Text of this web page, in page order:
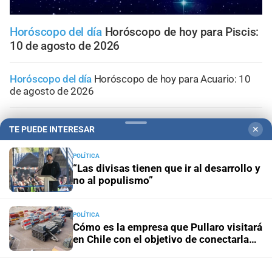
Horóscopo del día Horóscopo de hoy para Piscis:
10 de agosto de 2026
Horóscopo del día Horóscopo de hoy para Acuario: 10
de agosto de 2026
Horóscopo de hoy para Capricornio:
10 de agosto de 2026
Horóscopo del día Horóscopo de hoy para Sagitario: 10
de agosto de 2026
Horóscopo del díaHoróscopo de hoy para Escorpio: 10
de agosto de 2026
TE PUEDE INTERESAR ✕
POLÍTICA
“Las divisas tienen que ir al desarrollo y
no al populismo”
POLÍTICA
Cómo es la empresa que Pullaro visitará
en Chile con el objetivo de conectarla